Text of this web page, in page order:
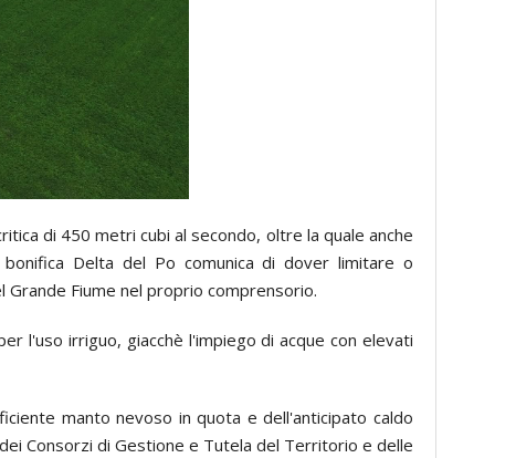
di 450 metri cubi al secondo, oltre la quale anche
Delta del Po comunica di dover limitare o
Fiume nel proprio comprensorio.
l'uso irriguo, giacchè l'impiego di acque con elevati
manto nevoso in quota e dell'anticipato caldo
Consorzi di Gestione e Tutela del Territorio e delle